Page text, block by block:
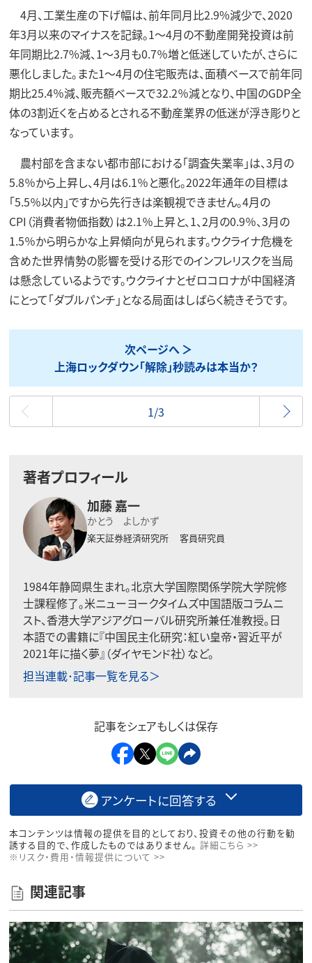
4月、工業生産の下げ幅は、前年同月比2.9%減少で、2020
年3月以来のマイナスを記録。1～4月の不動産開発投資は前
年同期比2.7%減、1～3月も0.7％増と低迷していたが、さらに
悪化しました。また1～4月の住宅販売は、面積ベースで前年同
期比25.4％減、販売額ベースで32.2％減となり、中国のGDP全
体の3割近くを占めるとされる不動産業界の低迷が浮き彫りと
なっています。
農村部を含まない都市部における「調査失業率」は、3月の
5.8％から上昇し、4月は6.1％と悪化。2022年通年の目標は
「5.5％以内」ですから先行きは楽観視できません。4月の
CPI（消費者物価指数）は2.1％上昇と、1、2月の0.9％、3月の
1.5％から明らかな上昇傾向が見られます。ウクライナ危機を
含めた世界情勢の影響を受ける形でのインフレリスクを当局
は懸念しているようです。ウクライナとゼロコロナが中国経済
にとって「ダブルパンチ」となる局面はしばらく続きそうです。
次ページへ
上海ロックダウン「解除」秒読みは本当か？
最初
1/3
著者プロフィール
加藤 嘉一
かとう よしかず
楽天証券経済研究所 客員研究員
1984年静岡県生まれ。北京大学国際関係学院大学院修
士課程修了。米ニューヨークタイムズ中国語版コラムニ
スト、香港大学アジアグローバル研究所兼任准教授。日
本語での書籍に『中国民主化研究：紅い皇帝・習近平が
2021年に描く夢』（ダイヤモンド社）など。
担当連載･記事一覧を見る＞
記事をシェアもしくは保存
アンケートに回答する
本コンテンツは情報の提供を目的としており、投資その他の行動を勧
誘する目的で、作成したものではありません。 詳細こちら >>
※リスク・費用・情報提供について >>
関連記事